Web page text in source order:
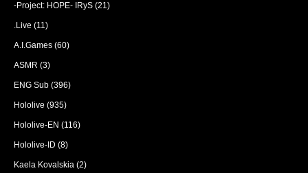
-Project: HOPE- IRyS (21)
.Live (11)
A.I.Games (60)
ASMR (3)
ENG Sub (396)
Hololive (935)
Hololive-EN (116)
Hololive-ID (8)
Kaela Kovalskia (2)